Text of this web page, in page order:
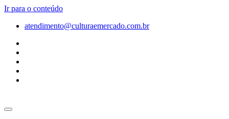
Ir para o conteúdo
atendimento@culturaemercado.com.br